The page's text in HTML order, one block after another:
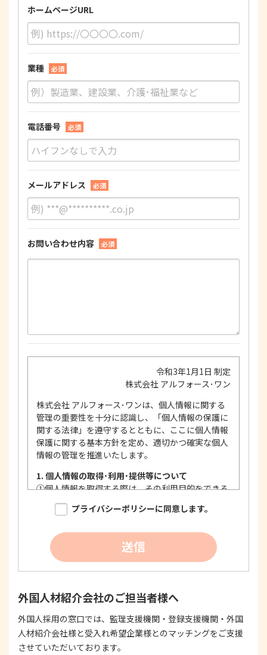
ホームページURL
業種 必須
電話番号 必須
メールアドレス 必須
お問い合わせ内容 必須
令和3年1月1日 制定
株式会社 アルフォース･ワン
株式会社 アルフォース･ワンは、個人情報に関する
管理の重要性を十分に認識し、「個人情報の保護に
関する法律」を遵守するとともに、ここに個人情報
保護に関する基本方針を定め、適切かつ確実な個人
情報の管理を推進いたします。
1. 個人情報の取得･利用･提供等について
①個人情報を取得する際は、その利用目的をできる
限り明確に特定し、その目的達成に必要な限度に
おいて適法かつ公正な手段を用い、同意を得て取
個人情報を利用する際は、本人に明示、通知、ま
たは公表した利用目的の範囲内に限定し、それに
反する目的外利用を行なわないための措置を講じ
する際は、本人が同意を与えた利用目的の範囲内
で、適法にこれを行います。
2. 安全対策の実施について
個人情報の正確性およびその利用の安全性を確保す
プライバシーポリシーに同意します。
送信
外国人材紹介会社のご担当者様へ
外国人採用の窓口では、監理支援機関・登録支援機関・外国
人材紹介会社様と受入れ希望企業様とのマッチングをご支援
させていただいております。